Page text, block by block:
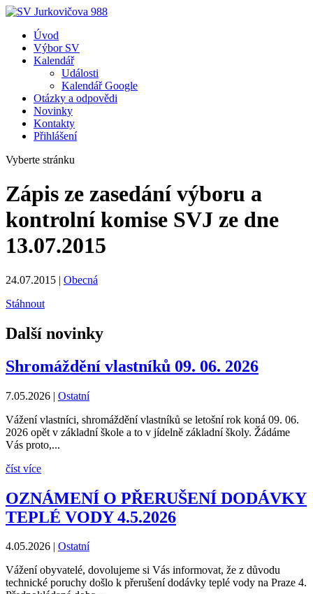
Úvod
Výbor SV
Kalendář
Události
Kalendář Google
Otázky a odpovědi
Novinky
Kontakty
Přihlášení
Vyberte stránku
Zápis ze zasedání výboru a
kontrolní komise SVJ ze dne
13.07.2015
24.07.2015 | Obecná
Stáhnout
Další novinky
Shromáždění vlastníků 09. 06. 2026
7.05.2026 | Ostatní
Vážení vlastníci, shromáždění vlastníků se letošní rok koná 09. 06.
2026 opět v základní škole a to v jídelně základní školy. Žádáme
Vás proto,...
číst více
OZNÁMENÍ O PŘERUŠENÍ DODÁVKY
TEPLÉ VODY 4.5.2026
4.05.2026 | Ostatní
Vážení obyvatelé, dovolujeme si Vás informovat, že z důvodu
technické poruchy došlo k přerušení dodávky teplé vody na Praze 4.